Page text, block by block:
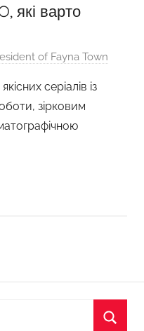
які варто
of Fayna Town
серіалів із
зірковим